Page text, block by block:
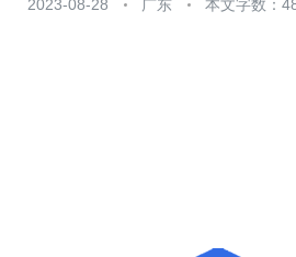
2023-08-28 广东 本文字数：